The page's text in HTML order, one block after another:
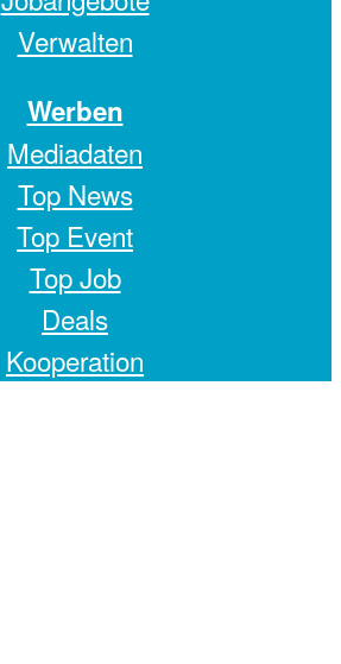
Verwalten
Werben
Mediadaten
Top News
Top Event
Top Job
Deals
Kooperation